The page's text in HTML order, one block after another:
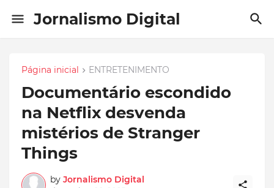
Jornalismo Digital
Página inicial ENTRETENIMENTO
Documentário escondido
na Netflix desvenda
mistérios de Stranger
Things
by Jornalismo Digital